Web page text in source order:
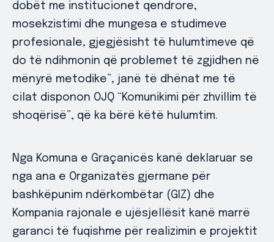
dobët me institucionet qendrore,
mosekzistimi dhe mungesa e studimeve
profesionale, gjegjësisht të hulumtimeve që
do të ndihmonin që problemet të zgjidhen në
mënyrë metodike”, janë të dhënat me të
cilat disponon OJQ “Komunikimi për zhvillim të
shoqërisë”, që ka bërë këtë hulumtim.
Nga Komuna e Graçanicës kanë deklaruar se
nga ana e Organizatës gjermane për
bashkëpunim ndërkombëtar (GIZ) dhe
Kompania rajonale e ujësjellësit kanë marrë
garanci të fuqishme për realizimin e projektit